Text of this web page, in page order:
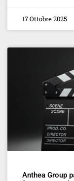
17 Ottobre 2025
Anthea Group